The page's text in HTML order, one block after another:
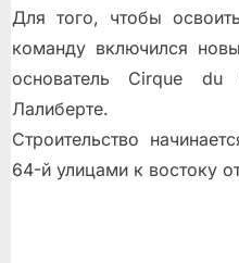
Для того, чтобы
команду включился
основатель Cirque
Лалиберте.
Строительство
64-й улицами к востоку